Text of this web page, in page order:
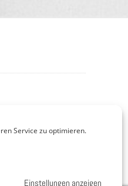
Service zu optimieren.
Einstellungen anzeigen